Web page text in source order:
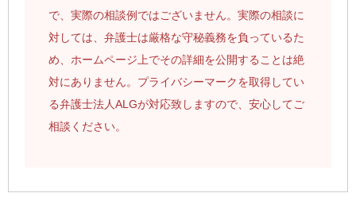
で、実際の相談例ではございません。実際の相談に
対しては、弁護士は厳格な守秘義務を負っているた
め、ホームページ上でその詳細を公開することは絶
対にありません。プライバシーマークを取得してい
る弁護士法人ALGが対応致しますので、安心してご
相談ください。